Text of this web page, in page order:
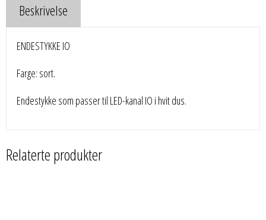
Beskrivelse
ENDESTYKKE IO
Farge: sort.
Endestykke som passer til LED-kanal IO i hvit dus.
Relaterte produkter